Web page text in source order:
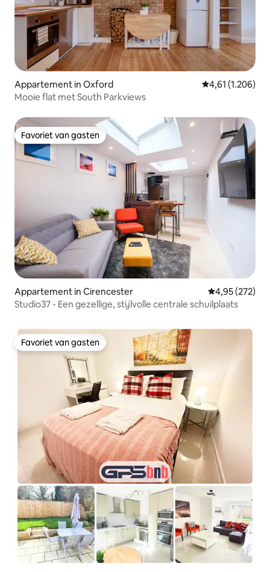
Appartement in Oxford Gemiddelde
4,61 (1.206)
Mooie flat met South Parkviews
Favoriet van gasten
Favoriet van gasten
Appartement in Cirencester Gemiddelde
4,95 (272)
Studio37 - Een gezellige, stijlvolle centrale schuilplaats
Favoriet van gasten
Favoriet van gasten